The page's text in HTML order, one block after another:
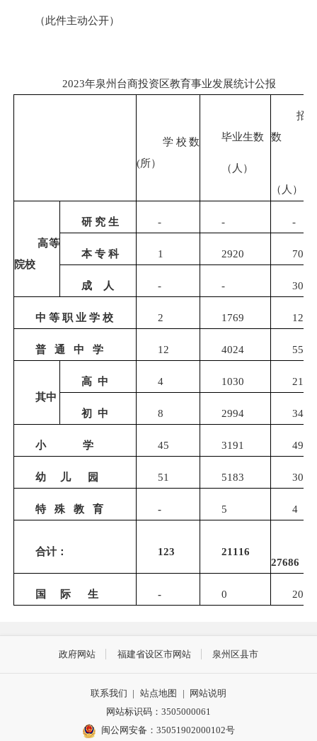
（此件主动公开）
2023年泉州台商投资区教育事业发展统计公报
学校数
(所）
毕业生数
（人）
招
数
（人）
高等
院校
研 究 生 - - -
本 专 科 1 2920 7080
成 人 - - 306
中 等 职 业 学 校 2 1769 1275
普 通 中 学 12 4024 5506
其中
高 中 4 1030 2101
初 中 8 2994 3405
小 学 45 3191 4944
幼 儿 园 51 5183 3065
特 殊 教 育 - 5 4
合计： 123
21116
27686
国 际 生 - 0 200
政府网站 福建省设区市网站 泉州区县市
联系我们 | 站点地图 |
网站说明
网站标识码：3505000061
闽公网安备：35051902000102号